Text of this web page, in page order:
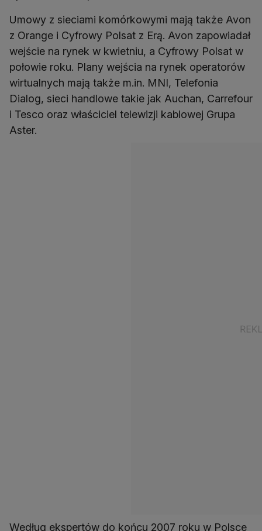
Umowy z sieciami komórkowymi mają także Avon
z Orange i Cyfrowy Polsat z Erą. Avon zapowiadał
wejście na rynek w kwietniu, a Cyfrowy Polsat w
połowie roku. Plany wejścia na rynek operatorów
wirtualnych mają także m.in. MNI, Telefonia
Dialog, sieci handlowe takie jak Auchan, Carrefour
i Tesco oraz właściciel telewizji kablowej Grupa
Aster.
Według ekspertów do końcu 2007 roku w Polsce